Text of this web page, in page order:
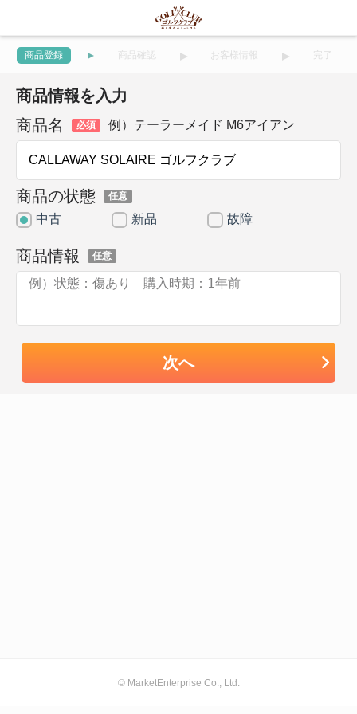
商品登録 商品確認 お客様情報 完了
商品情報を入力
商品名
必須 例）テーラーメイド M6アイアン
商品の状態 任意
中古 新品 故障
商品情報 任意
次へ
© MarketEnterprise Co., Ltd.